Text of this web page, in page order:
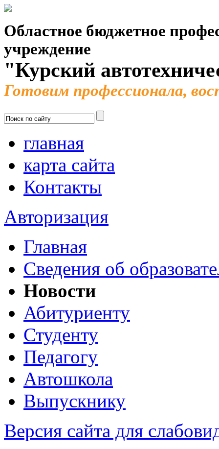
Областное бюджетное
учреждение
"Курский
Готовим профессионала,
главная
карта сайта
Контакты
Авторизация
Главная
Сведения об
Новости
Абитуриенту
Студенту
Педагогу
Автошкола
Выпускнику
Версия сайта для